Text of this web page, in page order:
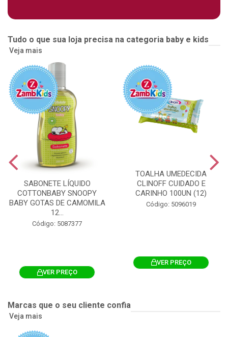
Tudo o que sua loja precisa na categoria baby e kids
Veja mais
SABONETE LÍQUIDO
COTTONBABY SNOOPY
BABY GOTAS DE CAMOMILA
12...
Código: 5087377
VER PREÇO
TOALHA UMEDECIDA
CLINOFF CUIDADO E
CARINHO 100UN (12)
Código: 5096019
VER PREÇO
Marcas que o seu cliente confia
Veja mais